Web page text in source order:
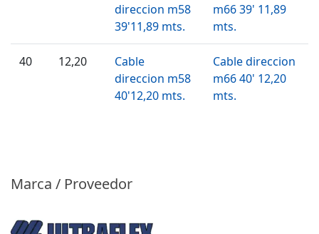
direccion m58
39'11,89 mts.
m66 39' 11,89
mts.
40 12,20
Cable
direccion m58
40'12,20 mts.
Cable direccion
m66 40' 12,20
mts.
Marca / Proveedor